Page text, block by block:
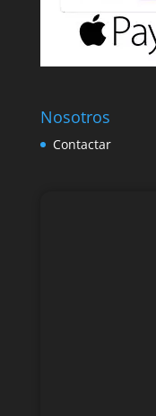
Nosotros
Contactar